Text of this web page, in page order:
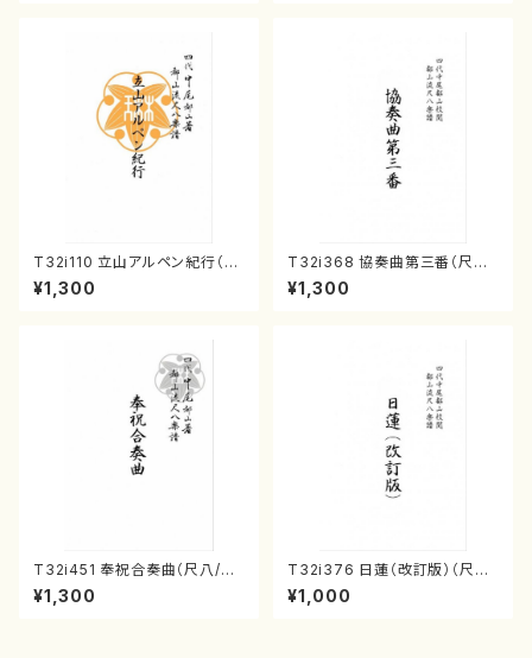
T32i110 立山アルペン紀行（尺
八/初代 石垣征山/尺八/都山式
譜）都山流公刊楽譜曲番:559
¥1,300
T32i368 協奏曲第三番（尺八/
唯是震一/楽譜）都山流公刊楽譜
曲番:2073
¥1,300
T32i451 奉祝合奏曲（尺八/久
本玄智/楽譜）都山流公刊楽譜曲
番:2158
¥1,300
T32i376 日蓮（改訂版）（尺八/
宮城道雄/楽譜）都山流公刊楽譜
曲番:2081
¥1,000